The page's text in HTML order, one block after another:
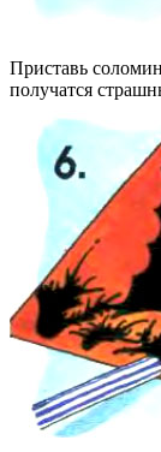
Приставь
получатся